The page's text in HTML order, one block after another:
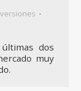
dos
muy